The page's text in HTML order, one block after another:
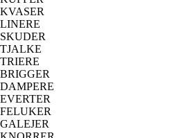
KVASER
LINERE
SKUDER
TJALKE
TRIERE
BRIGGER
DAMPERE
EVERTER
FELUKER
GALEJER